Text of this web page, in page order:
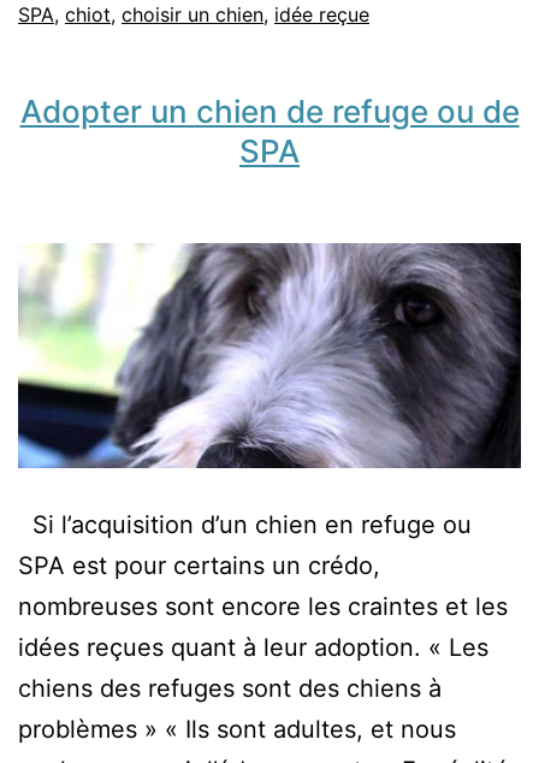
?
SPA, chiot, choisir un chien, idée reçue
Adopter un chien de refuge ou de
SPA
Si l’acquisition d’un chien en refuge ou
SPA est pour certains un crédo,
nombreuses sont encore les craintes et les
idées reçues quant à leur adoption. « Les
chiens des refuges sont des chiens à
problèmes » « Ils sont adultes, et nous